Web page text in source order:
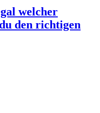
welcher
den richtigen